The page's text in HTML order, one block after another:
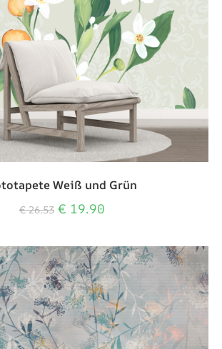
Weiß und Grün
€26.53 € 19.90